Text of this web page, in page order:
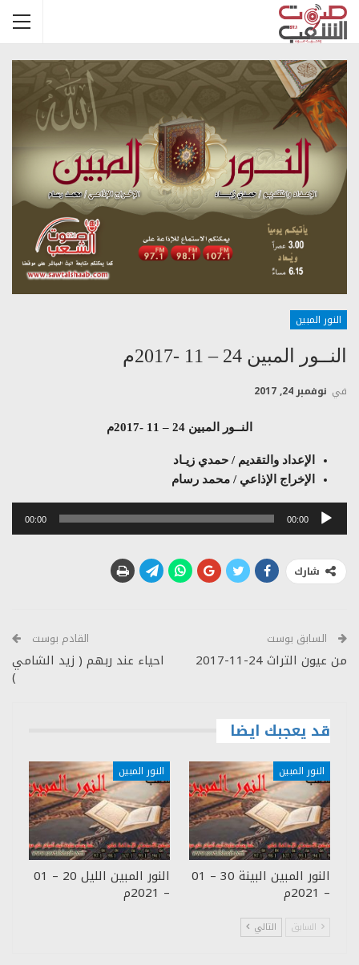
النور المبين
النــور المبين 24 – 11 -2017م
في نوفمبر 24, 2017
النــور المبين 24 – 11 -2017م
الإعداد والتقديم / حمدي زيـاد
الإخراج الإذاعي / محمد رسام
مشغل
00:00
00:00
شارك
السابق بوست
من عيون التراث 24-11-2017
القادم بوست
احياء عند ربهم ( زيد الشامي
)
قد يعجبك ايضا
النور المبين
النور المبين البينة 30 – 01
– 2021م
النور المبين
النور المبين الليل 20 – 01
– 2021م
السابق التالي